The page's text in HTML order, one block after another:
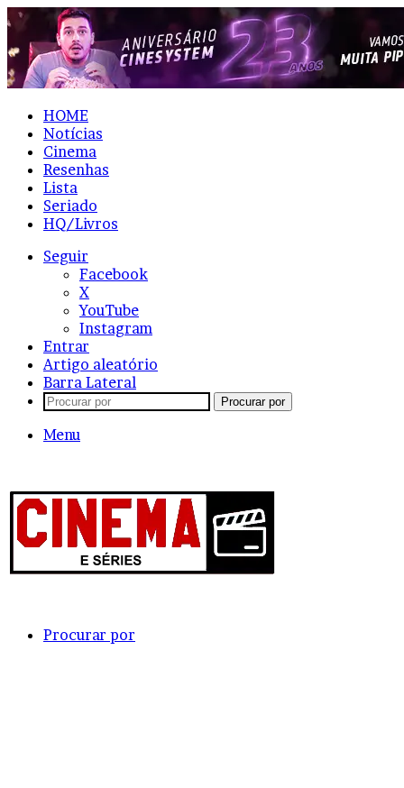
HOME
Notícias
Cinema
Resenhas
Lista
Seriado
HQ/Livros
Seguir
Facebook
X
YouTube
Instagram
Entrar
Artigo aleatório
Barra Lateral
Procurar por
Menu
Procurar por